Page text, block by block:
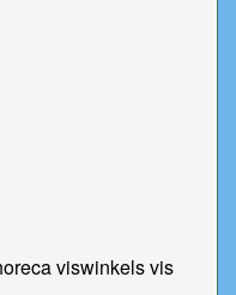
viswinkels vis